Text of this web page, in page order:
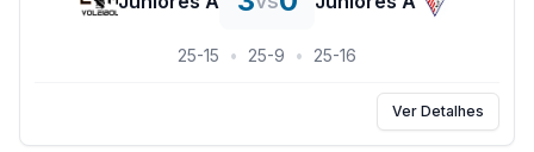
25-15 • 25-9 • 25-16
Ver Detalhes